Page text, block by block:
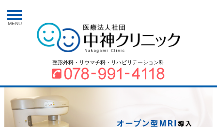
MENU
整形外科・リウマチ科・リハビリテーション科